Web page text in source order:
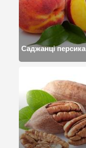
Саджанці персика